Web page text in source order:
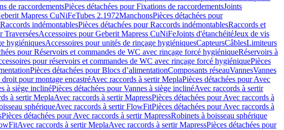
de raccordementsPièces détachées pour Fixations de raccordementsJoints
Mapress CuNiFeTubes 2.1972ManchonsPièces détachées pour
Raccords indémontablesPièces détachées pour Raccords indémontablesRaccords et
TraverséesAccessoires pour Geberit Mapress CuNiFeJoints d'étanchéitéJeux de vis
hygiéniquesAccessoires pour unités de rinçage hygiéniquesCapteursCâblesLimiteurs
pour Réservoirs et commandes de WC avec rinçage forcé hygiéniqueRéservoirs à
pour réservoirs et commandes de WC avec rinçage forcé hygiéniquePièces
Pièces détachées pour Blocs d’alimentationComposants réseauVannesVannes
droit pour montage encastréAvec raccords à sertir MeplaPièces détachées pour Avec
à siège inclinéPièces détachées pour Vannes à siège inclinéAvec raccords à sertir
à sertir MeplaAvec raccords à sertir MapressPièces détachées pour Avec raccords à
sphériqueAvec raccords à sertir FlowFitPièces détachées pour Avec raccords à
Pièces détachées pour Avec raccords à sertir MapressRobinets à boisseau sphérique
Avec raccords à sertir MeplaAvec raccords à sertir MapressPièces détachées pour